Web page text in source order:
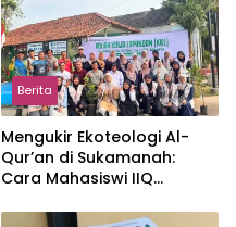
Berita
Mengukir Ekoteologi Al-
Qur’an di Sukamanah:
Cara Mahasiswi IIQ
Jonggol